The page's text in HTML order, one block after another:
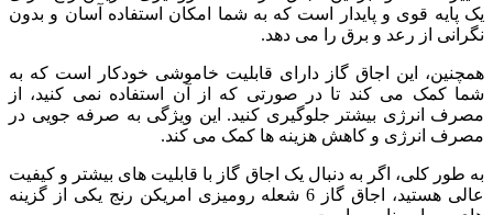
یک پایه قوی و پایدار است که به شما امکان استفاده آسان و بدون
نگرانی از رعد و برق را می دهد.
همچنین، این اجاق گاز دارای قابلیت خاموشی خودکار است که به
شما کمک می کند تا در صورتی که از آن استفاده نمی کنید، از
مصرف انرژی بیشتر جلوگیری کنید. این ویژگی به صرفه جویی در
مصرف انرژی و کاهش هزینه ها کمک می کند.
به طور کلی، اگر به دنبال یک اجاق گاز با قابلیت های بیشتر و کیفیت
عالی هستید، اجاق گاز 6 شعله رومیزی امریکن رنج یکی از گزینه